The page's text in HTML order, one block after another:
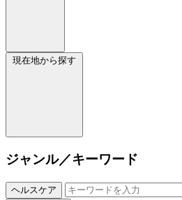
現在地から探す
ジャンル／キーワード
ヘルスケア